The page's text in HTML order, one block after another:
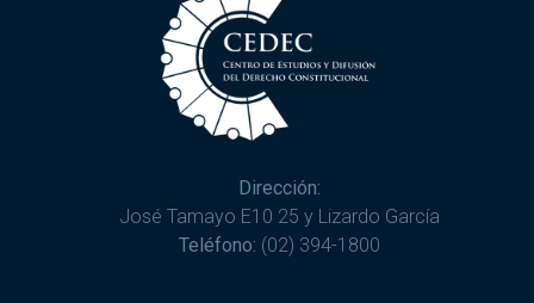
Dirección:
José Tamayo E10 25 y Lizardo García
Teléfono: (02) 394-1800